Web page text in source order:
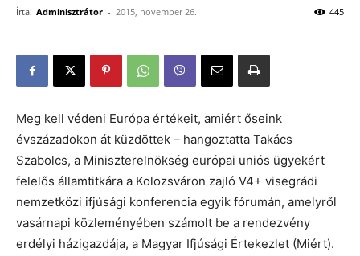
Írta: Adminisztrátor - 2015, november 26. 445
Meg kell védeni Európa értékeit, amiért őseink
évszázadokon át küzdöttek – hangoztatta Takács
Szabolcs, a Miniszterelnökség európai uniós ügyekért
felelős államtitkára a Kolozsváron zajló V4+ visegrádi
nemzetközi ifjúsági konferencia egyik fórumán, amelyről
vasárnapi közleményében számolt be a rendezvény
erdélyi házigazdája, a Magyar Ifjúsági Értekezlet (Miért).